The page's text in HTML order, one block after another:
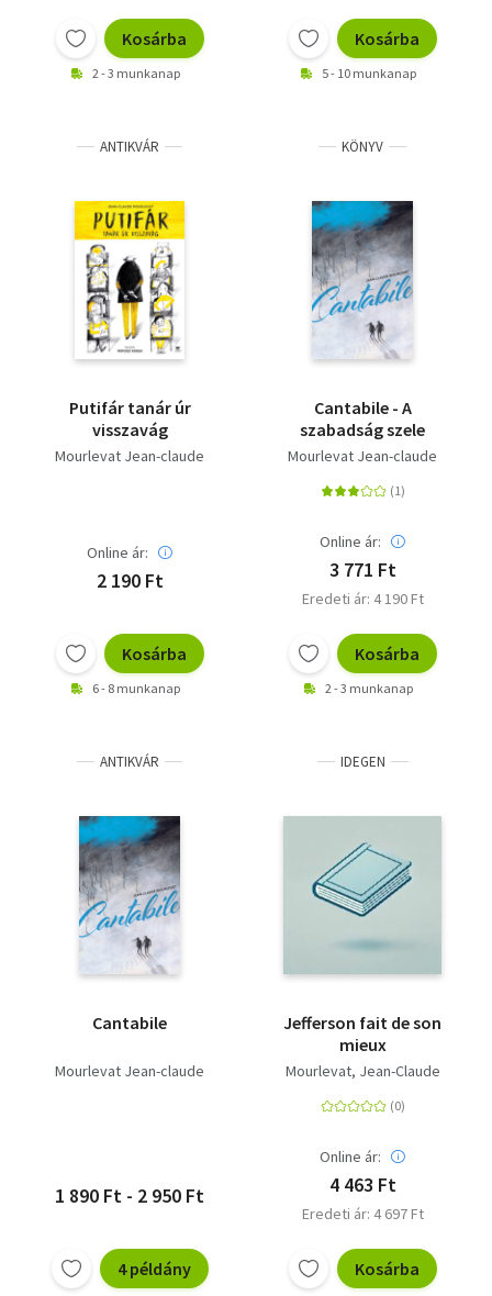
Kosárba
2 - 3 munkanap
Kosárba
5 - 10 munkanap
ANTIKVÁR
Putifár tanár úr
visszavág
Mourlevat Jean-claude
Online ár:
2 190 Ft
Kosárba
6 - 8 munkanap
KÖNYV
Cantabile - A
szabadság szele
Mourlevat Jean-claude
Online ár:
3 771 Ft
Eredeti ár: 4 190 Ft
Kosárba
2 - 3 munkanap
ANTIKVÁR
Cantabile
Mourlevat Jean-claude
1 890 Ft - 2 950 Ft
4 példány
IDEGEN
Jefferson fait de son
mieux
Mourlevat, Jean-Claude
Online ár:
4 463 Ft
Eredeti ár: 4 697 Ft
Kosárba